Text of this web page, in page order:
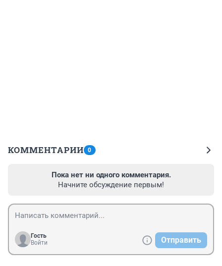
КОММЕНТАРИИ 0
Пока нет ни одного комментария.
Начните обсуждение первым!
Гость
Войти
Отправить